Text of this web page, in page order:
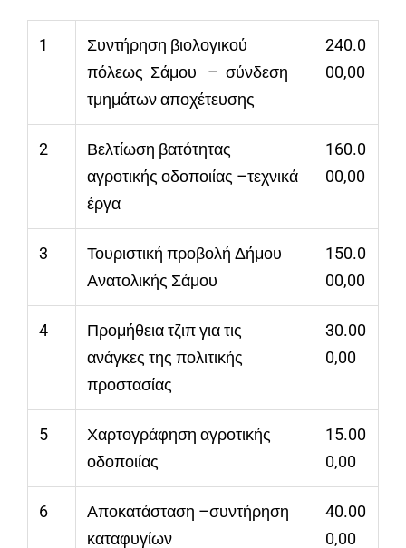
1
Συντήρηση βιολογικού
πόλεως Σάμου – σύνδεση
τμημάτων αποχέτευσης
240.0
00,00
2
Βελτίωση βατότητας
αγροτικής οδοποιίας –τεχνικά
έργα
160.0
00,00
3
Τουριστική προβολή Δήμου
Ανατολικής Σάμου
150.0
00,00
4
Προμήθεια τζιπ για τις
ανάγκες της πολιτικής
προστασίας
30.00
0,00
5
Χαρτογράφηση αγροτικής
οδοποιίας
15.00
0,00
6
Αποκατάσταση –συντήρηση
καταφυγίων
40.00
0,00